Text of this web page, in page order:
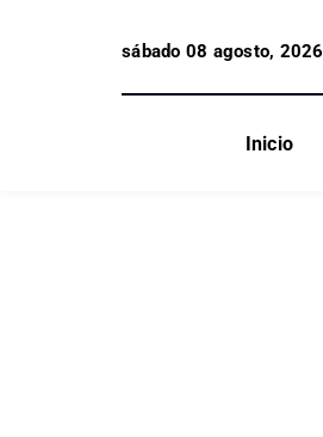
sábado 08 agosto, 2026
Inicio